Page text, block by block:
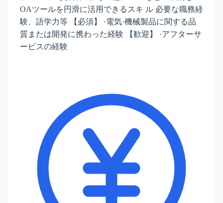
OAツールを円滑に活用できるスキ ル 必要な職務経
験、語学力等 【必須】 ·電気·機械製品に関する品
質または開発に携わった経験 【歓迎】 ·アフターサ
ービスの経験